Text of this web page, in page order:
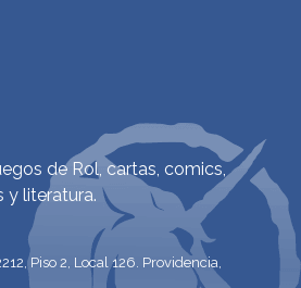
de Rol, cartas, comics,
y literatura.
Piso 2, Local 126. Providencia,